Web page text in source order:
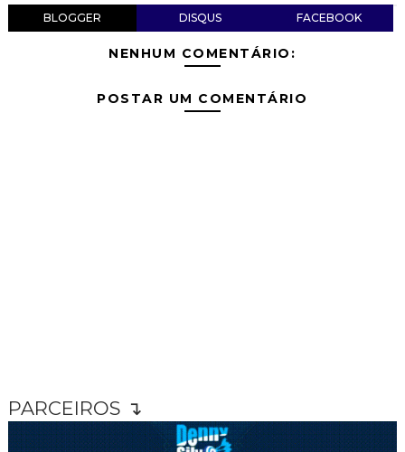
BLOGGER DISQUS FACEBOOK
NENHUM COMENTÁRIO:
POSTAR UM COMENTÁRIO
PARCEIROS ↴